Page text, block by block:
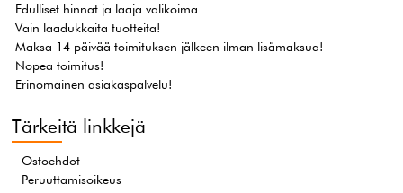
Edulliset hinnat ja laaja valikoima
Vain laadukkaita tuotteita!
Maksa 14 päivää toimituksen jälkeen ilman lisämaksua!
Nopea toimitus!
Erinomainen asiakaspalvelu!
Tärkeitä linkkejä
Ostoehdot
Peruuttamisoikeus